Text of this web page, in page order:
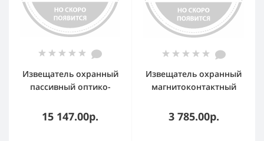
Извещатель охранный
пассивный оптико-
радиоканальный с
защитой от животных
15 147.00р.
Извещатель охранный
магнитоконтактный
3 785.00р.